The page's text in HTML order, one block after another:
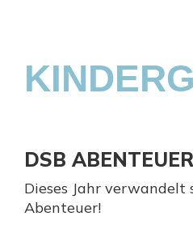
DSB
Dieses Jahr verwandelt
Abenteuer!